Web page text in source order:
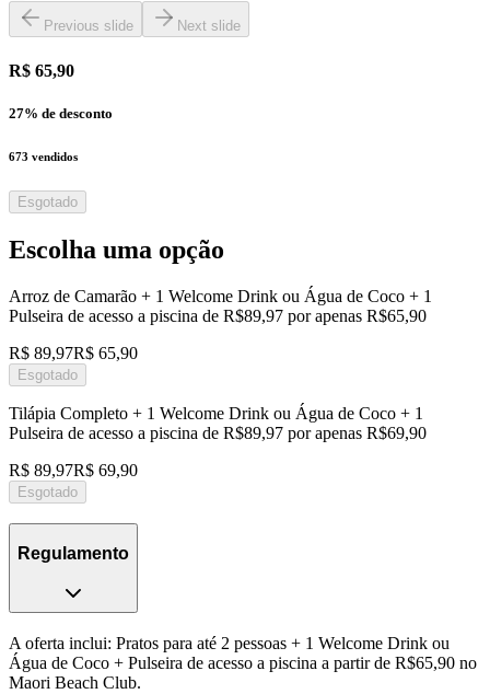
Previous slide Next slide
R$ 65,90
27% de desconto
673 vendidos
Esgotado
Escolha uma opção
Arroz de Camarão + 1 Welcome Drink ou Água de Coco + 1
Pulseira de acesso a piscina de R$89,97 por apenas R$65,90
R$ 89,97R$ 65,90
Esgotado
Tilápia Completo + 1 Welcome Drink ou Água de Coco + 1
Pulseira de acesso a piscina de R$89,97 por apenas R$69,90
R$ 89,97R$ 69,90
Esgotado
Regulamento
A oferta inclui: Pratos para até 2 pessoas + 1 Welcome Drink ou
Água de Coco + Pulseira de acesso a piscina a partir de R$65,90 no
Maori Beach Club.